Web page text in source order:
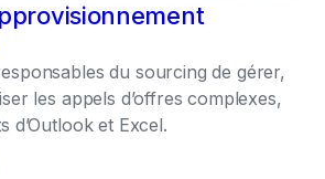
du sourcing de gérer,
les appels d’offres complexes,
d’Outlook et Excel.